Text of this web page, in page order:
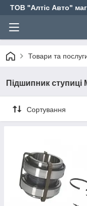
ТОВ "Алтіс Авто"
Товари та
Підшипник ступиці
Сортування